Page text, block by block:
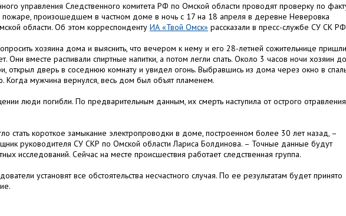
управления Следственного комитета РФ по Омской области проводят проверку по
пожаре, произошедшем в частном доме в ночь с 17 на 18 апреля в деревне Неверовка
области. Об этом корреспонденту ИА «Твой Омск» рассказали в пресс-службе СУ СК
хозяина дома и выяснить, что вечером к нему и его 28-летней сожительнице пришли
Они вместе распивали спиртные напитки, а потом легли спать. Около 3 часов ночи хозяин
открыл дверь в соседнюю комнату и увидел огонь. Выбравшись из дома через окно в
Когда мужчина вернулся, весь дом был объят пламенем.
люди погибли. По предварительным данным, их смерть наступила от острого отравления
стать короткое замыкание электропроводки в доме, построенном более 30 лет назад, –
руководителя СУ СКР по Омской области Лариса Болдинова. – Точные данные будут
исследований. Сейчас на месте происшествия работает следственная группа.
установят все обстоятельства несчастного случая. По ее результатам будет принято